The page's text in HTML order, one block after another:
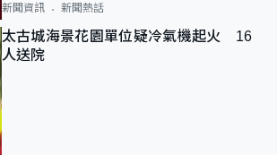
新聞資訊 新聞熱話
太古城海景花園單位疑冷氣機起火 16
人送院